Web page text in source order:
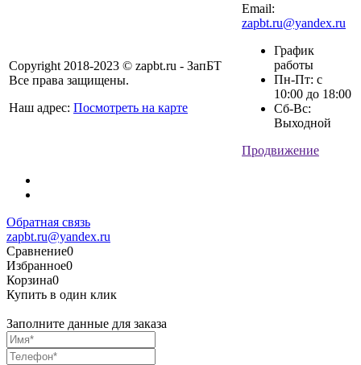
Copyright 2018-2023 © zapbt.ru - ЗапБТ
Все права защищены.
Наш адрес: Посмотреть на карте
Email:
zapbt.ru@yandex.ru
График
работы
Пн-Пт: с
10:00 до 18:00
Сб-Вс:
Выходной
Продвижение
Обратная связь
zapbt.ru@yandex.ru
Сравнение0
Избранное0
Корзина0
Купить в один клик
Заполните данные для заказа